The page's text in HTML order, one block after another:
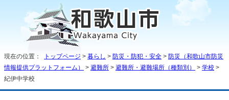
現在の位置： トップページ > 暮らし > 防災・防犯・安全 > 防災（和歌山市防災
情報提供プラットフォーム）
> 避難所 > 避難所・避難場所（種類別） > 学校 >
紀伊中学校